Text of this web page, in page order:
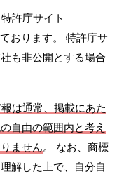
許庁サイト
おります。 特許庁サ
も非公開とする場合
は通常、掲載にあた
自由の範囲内と考え
ません。 なお、商標
解した上で、自分自